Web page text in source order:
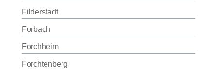
Filderstadt
Forbach
Forchheim
Forchtenberg